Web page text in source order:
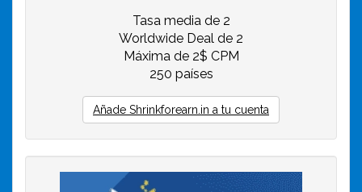
Tasa media de 2
Worldwide Deal de 2
Máxima de 2$ CPM
250 países
Añade Shrinkforearn.in a tu cuenta